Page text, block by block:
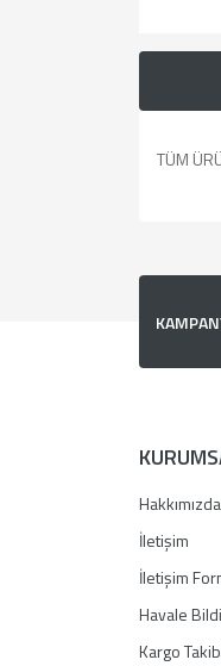
TÜM
Hakkımızda
İletişim
İletişim
Havale
Kargo